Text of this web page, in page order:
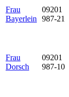
Frau
Bayerlein
09201
987-21
Frau
Dorsch
09201
987-10